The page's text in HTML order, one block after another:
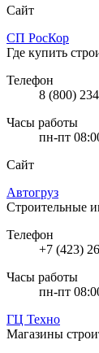
Сайт
СП РосКор
Где купить
Телефон
8 (800)
Часы работы
пн-пт
Сайт
Автогруз
Строительные
Телефон
+7 (423)
Часы работы
пн-пт
ГЦ Техно
Магазины